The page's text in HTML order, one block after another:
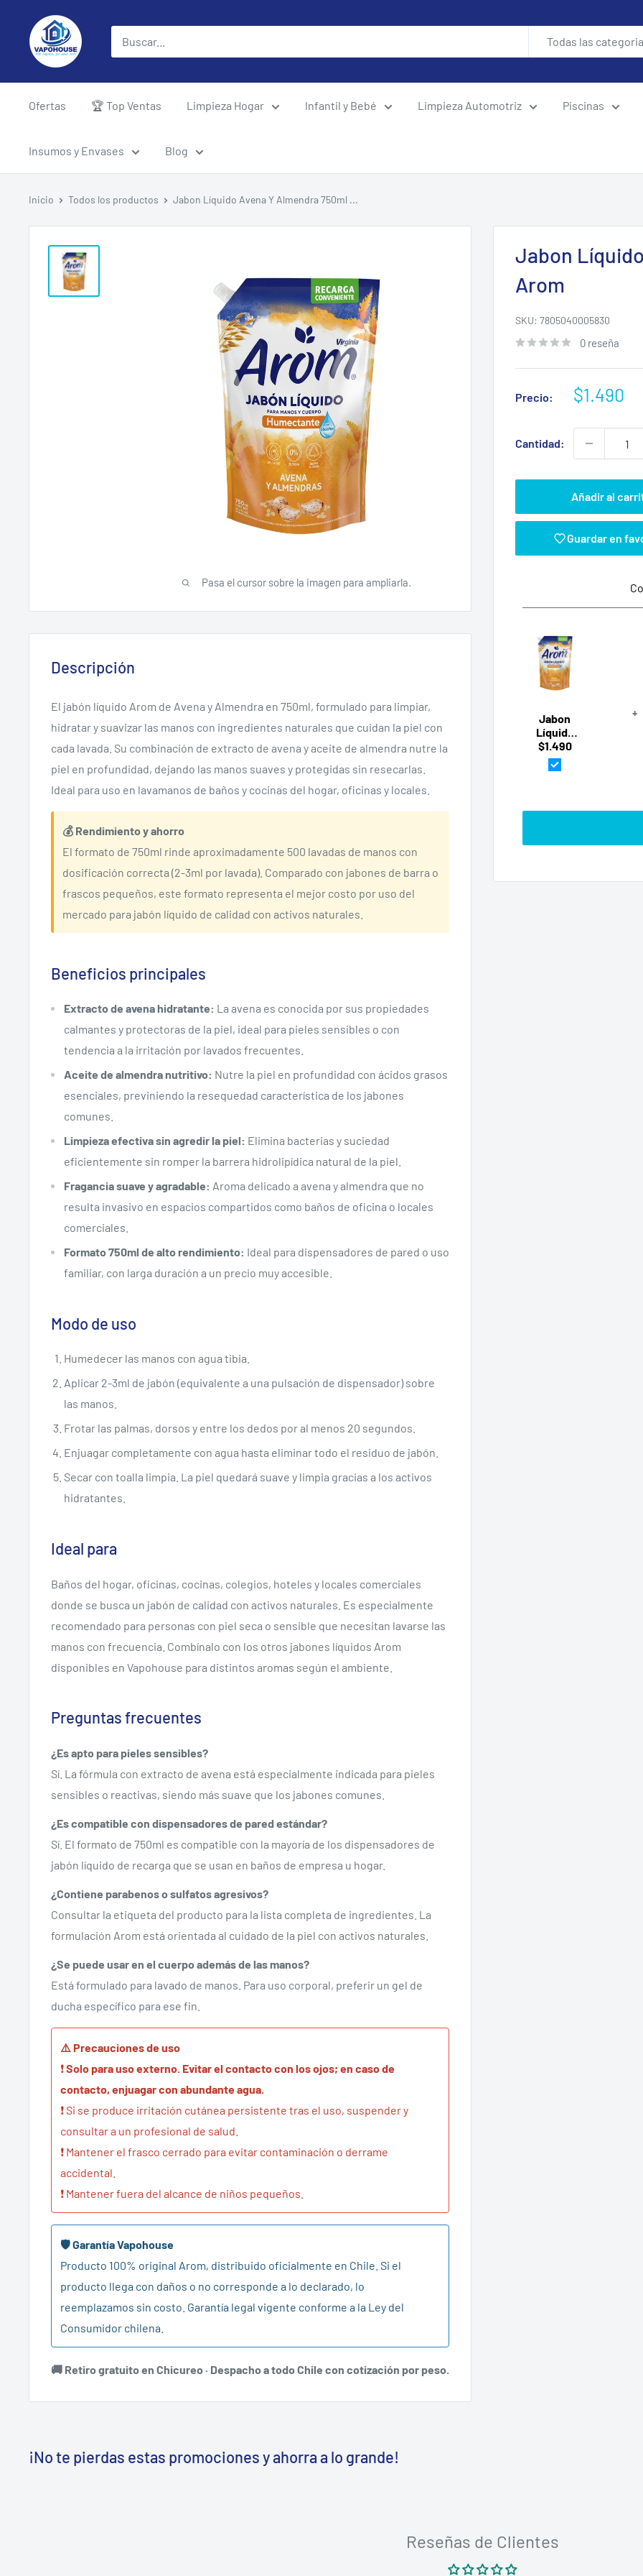
directamente
contenido
vapohouse
Todas las
Ofertas 🏆 Top Ventas Limpieza Hogar Infantil y Bebé Limpieza Automotriz Piscinas
Insumos y Envases Blog
Inicio Todos los productos Jabon Líquido Avena Y Almendra 750ml ...
Pasa el cursor sobre la imagen para ampliarla.
Jabon
Arom
SKU: 7805040005830
0 reseña
Precio:
Precio
venta
$1.490
Cantidad:
Añadir al
Guardar en
Jabon
Líquido
Avena Y
Almendra
750ml
$1.490
+
Descripción
El jabón líquido Arom de Avena y Almendra en 750ml, formulado para limpiar,
hidratar y suavizar las manos con ingredientes naturales que cuidan la piel con
cada lavada. Su combinación de extracto de avena y aceite de almendra nutre la
piel en profundidad, dejando las manos suaves y protegidas sin resecarlas.
Ideal para uso en lavamanos de baños y cocinas del hogar, oficinas y locales.
💰 Rendimiento y ahorro
El formato de 750ml rinde aproximadamente 500 lavadas de manos con
dosificación correcta (2-3ml por lavada). Comparado con jabones de barra o
frascos pequeños, este formato representa el mejor costo por uso del
mercado para jabón líquido de calidad con activos naturales.
Beneficios principales
Extracto de avena hidratante: La avena es conocida por sus propiedades
calmantes y protectoras de la piel, ideal para pieles sensibles o con
tendencia a la irritación por lavados frecuentes.
Aceite de almendra nutritivo: Nutre la piel en profundidad con ácidos grasos
esenciales, previniendo la resequedad característica de los jabones
comunes.
Limpieza efectiva sin agredir la piel: Elimina bacterias y suciedad
eficientemente sin romper la barrera hidrolipídica natural de la piel.
Fragancia suave y agradable: Aroma delicado a avena y almendra que no
resulta invasivo en espacios compartidos como baños de oficina o locales
comerciales.
Formato 750ml de alto rendimiento: Ideal para dispensadores de pared o uso
familiar, con larga duración a un precio muy accesible.
Modo de uso
Humedecer las manos con agua tibia.
Aplicar 2-3ml de jabón (equivalente a una pulsación de dispensador) sobre
las manos.
Frotar las palmas, dorsos y entre los dedos por al menos 20 segundos.
Enjuagar completamente con agua hasta eliminar todo el residuo de jabón.
Secar con toalla limpia. La piel quedará suave y limpia gracias a los activos
hidratantes.
Ideal para
Baños del hogar, oficinas, cocinas, colegios, hoteles y locales comerciales
donde se busca un jabón de calidad con activos naturales. Es especialmente
recomendado para personas con piel seca o sensible que necesitan lavarse las
manos con frecuencia. Combínalo con los otros jabones líquidos Arom
disponibles en Vapohouse para distintos aromas según el ambiente.
Preguntas frecuentes
¿Es apto para pieles sensibles?
Sí. La fórmula con extracto de avena está especialmente indicada para pieles
sensibles o reactivas, siendo más suave que los jabones comunes.
¿Es compatible con dispensadores de pared estándar?
Sí. El formato de 750ml es compatible con la mayoría de los dispensadores de
jabón líquido de recarga que se usan en baños de empresa u hogar.
¿Contiene parabenos o sulfatos agresivos?
Consultar la etiqueta del producto para la lista completa de ingredientes. La
formulación Arom está orientada al cuidado de la piel con activos naturales.
¿Se puede usar en el cuerpo además de las manos?
Está formulado para lavado de manos. Para uso corporal, preferir un gel de
ducha específico para ese fin.
⚠️ Precauciones de uso
❗Solo para uso externo. Evitar el contacto con los ojos; en caso de
contacto, enjuagar con abundante agua.
❗ Si se produce irritación cutánea persistente tras el uso, suspender y
consultar a un profesional de salud.
❗ Mantener el frasco cerrado para evitar contaminación o derrame
accidental.
❗ Mantener fuera del alcance de niños pequeños.
🛡️ Garantía Vapohouse
Producto 100% original Arom, distribuido oficialmente en Chile. Si el
producto llega con daños o no corresponde a lo declarado, lo
reemplazamos sin costo. Garantía legal vigente conforme a la Ley del
Consumidor chilena.
🚚 Retiro gratuito en Chicureo · Despacho a todo Chile con cotización por peso.
¡No te pierdas estas promociones y ahorra a lo grande!
Reseñas de Clientes
Inicie sesión en su cuenta para agregar productos a su lista de
deseos y ver los artículos guardados anteriormente.